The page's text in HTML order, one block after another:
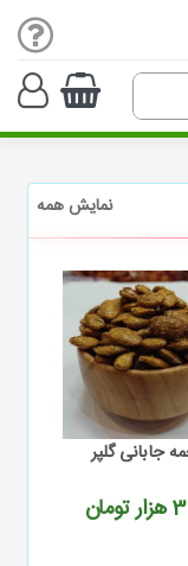
نمایش همه
جابانی گلپر
هزار تومان